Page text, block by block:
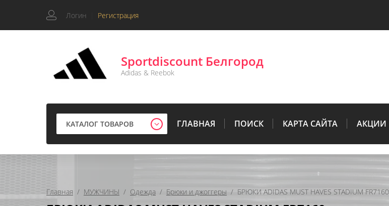
Логин Регистрация
Sportdiscount Белгород
Adidas & Reebok
КАТАЛОГ ТОВАРОВ ГЛАВНАЯ ПОИСК КАРТА САЙТА АКЦИИ
Главная
  /
МУЖЧИНЫ
  /
Одежда
  /
Брюки и джоггеры
  /  БРЮКИ ADIDAS MUST HAVES STADIUM FR7160